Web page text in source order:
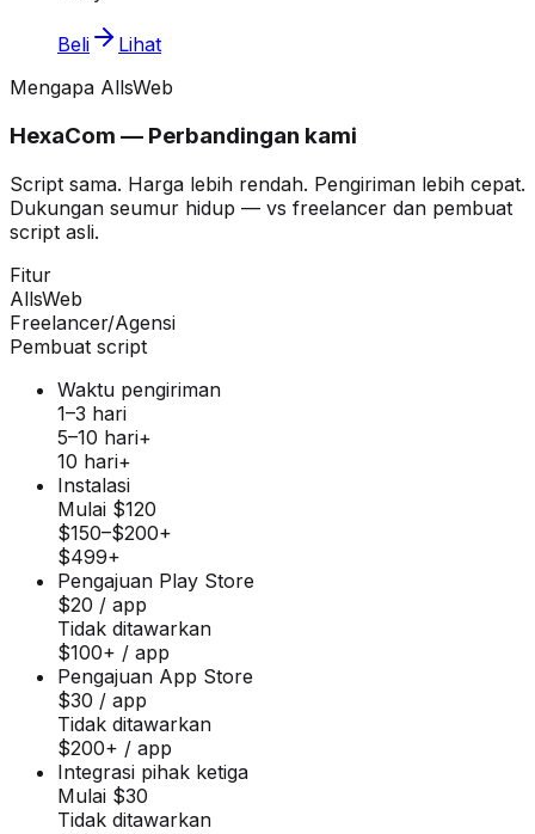
Beli
Lihat
Mengapa AllsWeb
HexaCom — Perbandingan kami
Script sama. Harga lebih rendah. Pengiriman lebih cepat.
Dukungan seumur hidup — vs freelancer dan pembuat
script asli.
Fitur
AllsWeb
Freelancer/Agensi
Pembuat script
Waktu pengiriman
1–3 hari
5–10 hari+
10 hari+
Instalasi
Mulai $120
$150–$200+
$499+
Pengajuan Play Store
$20 / app
Tidak ditawarkan
$100+ / app
Pengajuan App Store
$30 / app
Tidak ditawarkan
$200+ / app
Integrasi pihak ketiga
Mulai $30
Tidak ditawarkan